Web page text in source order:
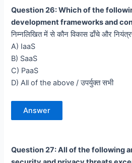
Question 26: Which of the
development frameworks and
निम्नलिखित में से कौन विकास ढाँचे और
A) IaaS
B) SaaS
C) PaaS
D) All of the above / उपर्युक्त सभी
Answer
Question 27: All of the following